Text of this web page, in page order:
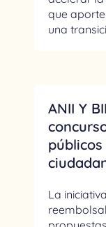
que
una
ANII Y
La